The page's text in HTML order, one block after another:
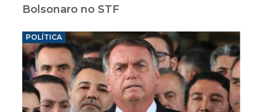
Bolsonaro no STF
POLÍTICA